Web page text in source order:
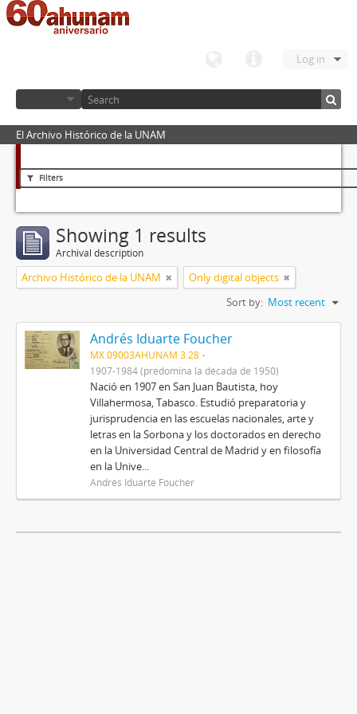
Log in
El Archivo Histórico de la UNAM
Filters
Showing 1 results
Archival description
Archivo Histórico de la UNAM
Only digital objects
Sort by: Most recent
Andrés Iduarte Foucher
MX 09003AHUNAM 3.28
1907-1984 (predomina la década de 1950)
Nació en 1907 en San Juan Bautista, hoy
Villahermosa, Tabasco. Estudió preparatoria y
jurisprudencia en las escuelas nacionales, arte y
letras en la Sorbona y los doctorados en derecho
en la Universidad Central de Madrid y en filosofía
en la Unive...
Andrés Iduarte Foucher